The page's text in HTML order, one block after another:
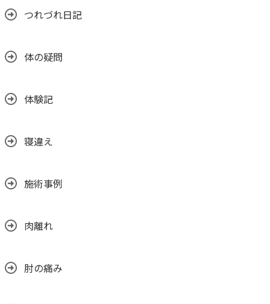
つれづれ日記
体の疑問
体験記
寝違え
施術事例
肉離れ
肘の痛み